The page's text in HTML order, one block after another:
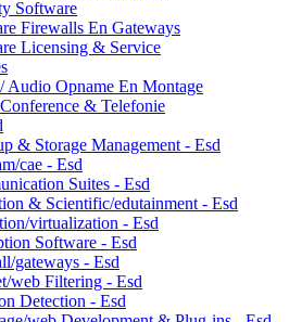
Software
Firewalls En Gateways
Licensing & Service
Audio Opname En Montage
& Telefonie
& Storage Management - Esd
cae - Esd
Suites - Esd
& Scientific/edutainment - Esd
virtualization - Esd
Software - Esd
gateways - Esd
web Filtering - Esd
Detection - Esd